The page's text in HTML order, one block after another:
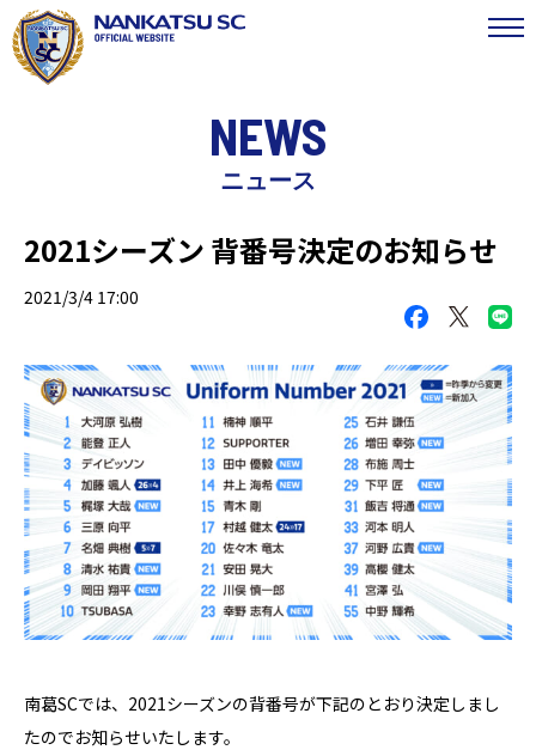
NEWS
ニュース
2021シーズン 背番号決定のお知らせ
2021/3/4 17:00
南葛SCでは、2021シーズンの背番号が下記のとおり決定しまし
たのでお知らせいたします。